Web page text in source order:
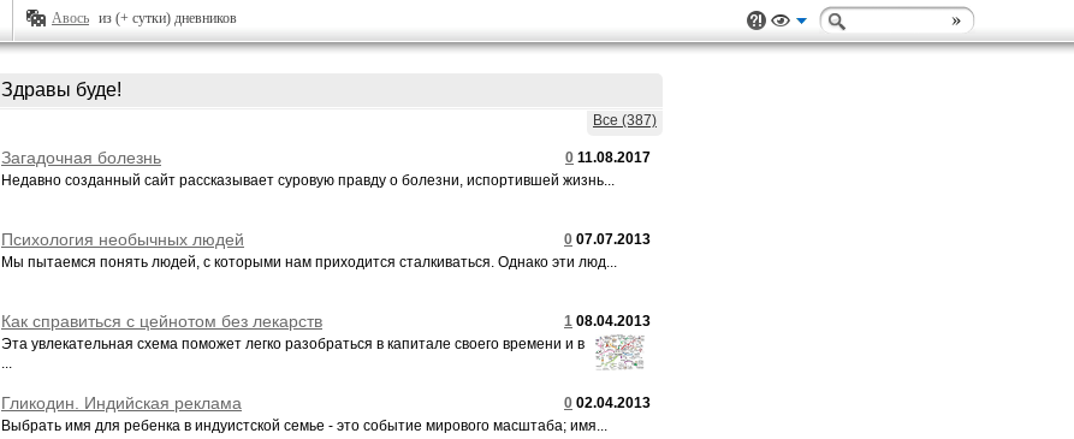
Авось из (+ сутки) дневников
Здравы буде!
Все (387)
0 11.08.2017
Загадочная болезнь
Недавно созданный сайт рассказывает суровую правду о болезни, испортившей жизнь...
0 07.07.2013
Психология необычных людей
Мы пытаемся понять людей, с которыми нам приходится сталкиваться. Однако эти люд...
1 08.04.2013
Как справиться с цейнотом без лекарств
Эта увлекательная схема поможет легко разобраться в капитале своего времени и в
...
0 02.04.2013
Гликодин. Индийская реклама
Выбрать имя для ребенка в индуистской семье - это событие мирового масштаба; имя...